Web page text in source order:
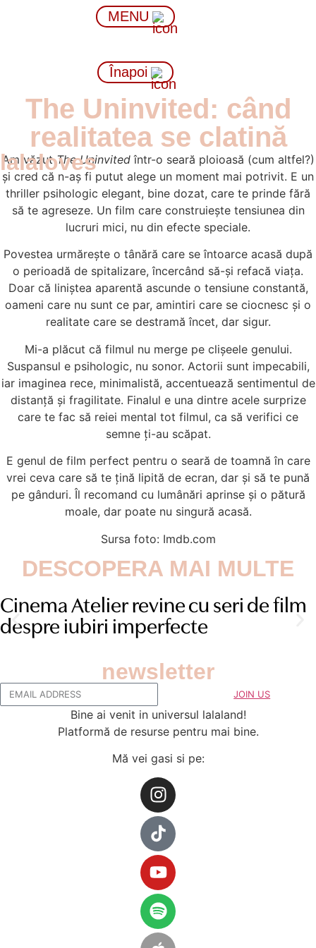
MENU
Înapoi
The Uninvited: când
realitatea se clatină
lalaloves
Am văzutThe Uninvitedîntr-o seară ploioasă (cum altfel?)
și cred că n-aș fi putut alege un moment mai potrivit. E un
thriller psihologic elegant, bine dozat, care te prinde fără
să te agreseze. Un film care construiește tensiunea din
lucruri mici, nu din efecte speciale.
Povestea urmărește o tânără care se întoarce acasă după
o perioadă de spitalizare, încercând să-și refacă viața.
Doar că liniștea aparentă ascunde o tensiune constantă,
oameni care nu sunt ce par, amintiri care se ciocnesc și o
realitate care se destramă încet, dar sigur.
Mi-a plăcut că filmul nu merge pe clișeele genului.
Suspansul e psihologic, nu sonor. Actorii sunt impecabili,
iar imaginea rece, minimalistă, accentuează sentimentul de
distanță și fragilitate. Finalul e una dintre acele surprize
care te fac să reiei mental tot filmul, ca să verifici ce
semne ți-au scăpat.
E genul de film perfect pentru o seară de toamnă în care
vrei ceva care să te țină lipită de ecran, dar și să te pună
pe gânduri. Îl recomand cu lumânări aprinse și o pătură
moale, dar poate nu singură acasă.
Sursa foto: Imdb.com
DESCOPERA MAI MULTE
Cinema Atelier revine cu seri de film
despre iubiri imperfecte
newsletter
JOIN US
Bine ai venit in universul lalaland!
Platformă de resurse pentru mai bine.
Mă vei gasi si pe: